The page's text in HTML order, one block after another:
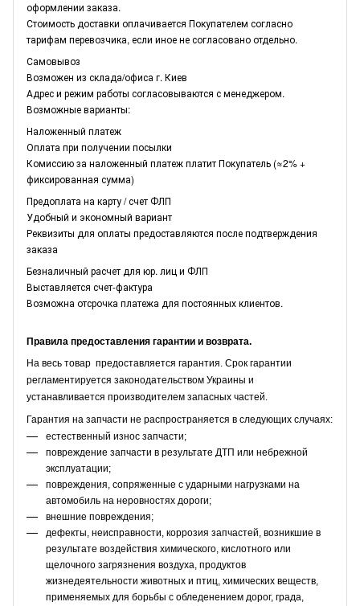
оформлении заказа.
Стоимость доставки оплачивается Покупателем согласно
тарифам перевозчика, если иное не согласовано отдельно.
Самовывоз
Возможен из склада/офиса г. Киев
Адрес и режим работы согласовываются с менеджером.
Возможные варианты:
Наложенный платеж
Оплата при получении посылки
Комиссию за наложенный платеж платит Покупатель (≈2% +
фиксированная сумма)
Предоплата на карту / счет ФЛП
Удобный и экономный вариант
Реквизиты для оплаты предоставляются после подтверждения
заказа
Безналичный расчет для юр. лиц и ФЛП
Выставляется счет-фактура
Возможна отсрочка платежа для постоянных клиентов.
Правила предоставления гарантии и возврата.
На весь товар предоставляется гарантия. Срок гарантии
регламентируется законодательством Украины и
устанавливается производителем запасных частей.
Гарантия на запчасти не распространяется в следующих случаях:
естественный износ запчасти;
повреждение запчасти в результате ДТП или небрежной
эксплуатации;
повреждения, сопряженные с ударными нагрузками на
автомобиль на неровностях дороги;
внешние повреждения;
дефекты, неисправности, коррозия запчастей, возникшие в
результате воздействия химического, кислотного или
щелочного загрязнения воздуха, продуктов
жизнедеятельности животных и птиц, химических веществ,
применяемых для борьбы с обледенением дорог, града,